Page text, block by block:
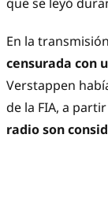
En la
censurada con
Verstappen
de la FIA, a
radio son